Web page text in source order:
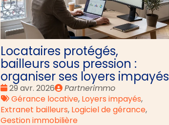
Locataires protégés,
bailleurs sous pression :
organiser ses loyers impayés
Date
:
29 avr. 2026
Publié
par
Partnerimmo
Tags
:
Gérance locative, Loyers impayés,
Extranet bailleurs, Logiciel de gérance,
Gestion immobilière